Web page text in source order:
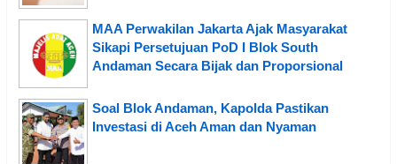
MAA Perwakilan Jakarta Ajak Masyarakat
Sikapi Persetujuan PoD I Blok South
Andaman Secara Bijak dan Proporsional
Soal Blok Andaman, Kapolda Pastikan
Investasi di Aceh Aman dan Nyaman